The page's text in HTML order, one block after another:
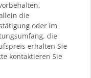
die
oder im
die
erhalten Sie
kontaktieren Sie